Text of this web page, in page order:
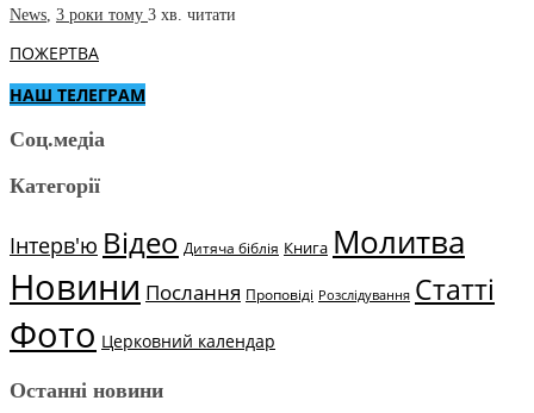
News 3 роки тому 3 хв. читати
ПОЖЕРТВА
НАШ ТЕЛЕГРАМ
Соц.медіа
Категорії
Інтерв'ю Відео Дитяча біблія Книга Молитва
Новини Послання Проповіді Розслідування Статті
Фото Церковний календар
Останні новини